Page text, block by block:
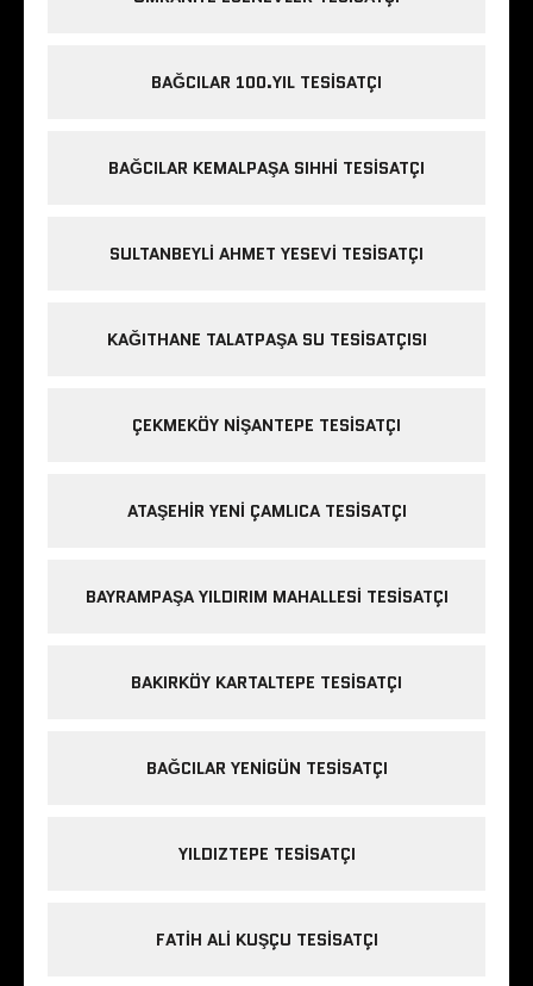
BAĞCILAR 100.YIL TESISATÇI
BAĞCILAR KEMALPAŞA SIHHI TESISATÇI
SULTANBEYLI AHMET YESEVI TESISATÇI
KAĞITHANE TALATPAŞA SU TESISATÇISI
ÇEKMEKÖY NIŞANTEPE TESISATÇI
ATAŞEHIR YENI ÇAMLICA TESISATÇI
BAYRAMPAŞA YILDIRIM MAHALLESI TESISATÇI
BAKIRKÖY KARTALTEPE TESISATÇI
BAĞCILAR YENIGÜN TESISATÇI
YILDIZTEPE TESISATÇI
FATIH ALI KUŞÇU TESISATÇI